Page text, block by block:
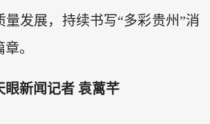
量发展，持续书写“多彩贵州”消
。
眼新闻记者 袁蓠芊